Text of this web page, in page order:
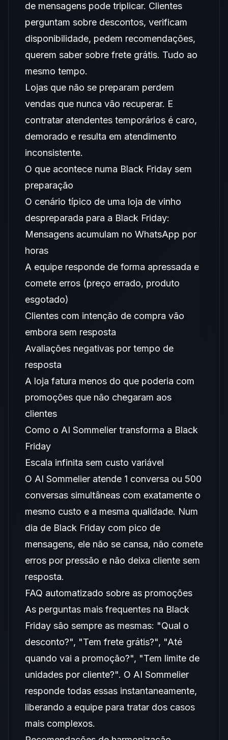
de mensagens pode triplicar. Clientes
perguntam sobre descontos, verificam
disponibilidade, pedem recomendações,
querem saber sobre frete grátis. Tudo ao
mesmo tempo.
Lojas que não se preparam perdem
vendas que nunca vão recuperar. E
contratar atendentes temporários é caro,
demorado e resulta em atendimento
inconsistente.
O que acontece numa Black Friday sem
preparação
O cenário típico de uma loja de vinho
despreparada para a Black Friday:
Mensagens acumulam no WhatsApp por
horas
A equipe responde de forma apressada e
comete erros (preço errado, produto
esgotado)
Clientes com intenção de compra vão
embora sem resposta
Avaliações negativas por tempo de
resposta
A loja fatura menos do que poderia com
promoções que não chegaram aos
clientes
Como o AI Sommelier transforma a Black
Friday
Escala infinita sem custo variável
O AI Sommelier atende 1 conversa ou 500
conversas simultâneas com exatamente o
mesmo custo e a mesma qualidade. Num
dia de Black Friday com pico de
mensagens, ele não se cansa, não comete
erros por pressão e não deixa cliente sem
resposta.
FAQ automatizado sobre as promoções
As perguntas mais frequentes na Black
Friday são sempre as mesmas: "Qual o
desconto?", "Tem frete grátis?", "Até
quando vai a promoção?", "Tem limite de
unidades por cliente?". O AI Sommelier
responde todas essas instantaneamente,
liberando a equipe para tratar dos casos
mais complexos.